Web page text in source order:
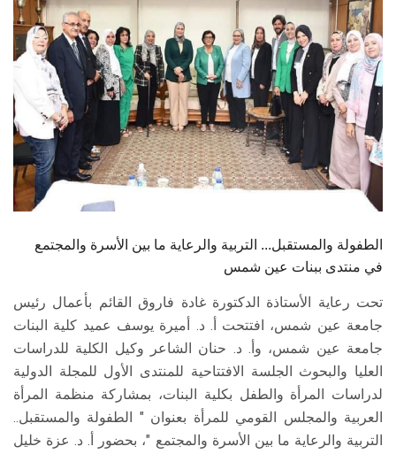
هيئة التدريس
الدراسات العليا
الخريجين
الموظفون
الزائـرون
الطفولة والمستقبل... التربية والرعاية ما بين الأسرة والمجتمع
في منتدى ببنات عين شمس
تحت رعاية الأستاذة الدكتورة غادة فاروق القائم بأعمال رئيس
جامعة عين شمس، افتتحت أ. د. أميرة يوسف عميد كلية البنات
جامعة عين شمس، وأ. د. حنان الشاعر وكيل الكلية للدراسات
العليا والبحوث الجلسة الافتتاحية للمنتدى الأول للمجلة الدولية
لدراسات المرأة والطفل بكلية البنات، بمشاركة منظمة المرأة
العربية والمجلس القومي للمرأة بعنوان " الطفولة والمستقبل..
التربية والرعاية ما بين الأسرة والمجتمع "، بحضور أ. د. عزة خليل